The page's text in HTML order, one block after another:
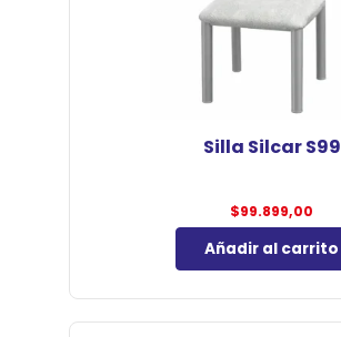
Silla Silcar S99
$99.899,00
Añadir al carrito